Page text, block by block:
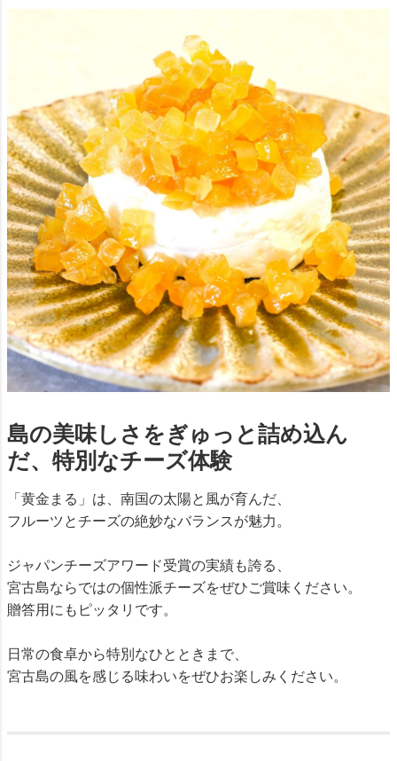
島の美味しさをぎゅっと詰め込ん
だ、特別なチーズ体験
「黄金まる」は、南国の太陽と風が育んだ、
フルーツとチーズの絶妙なバランスが魅力。
ジャパンチーズアワード受賞の実績も誇る、
宮古島ならではの個性派チーズをぜひご賞味ください。
贈答用にもピッタリです。
日常の食卓から特別なひとときまで、
宮古島の風を感じる味わいをぜひお楽しみください。